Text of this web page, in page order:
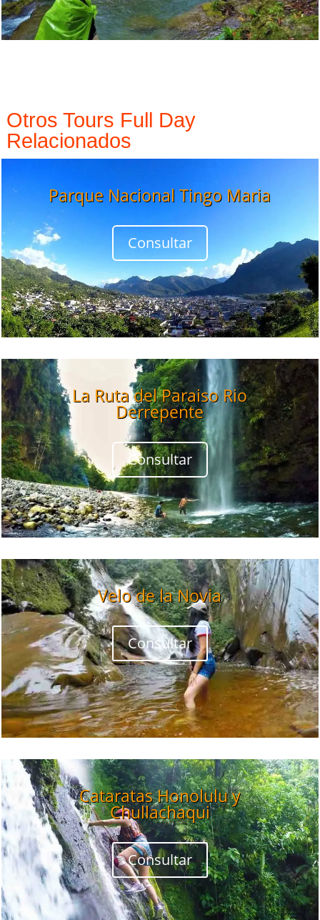
Otros Tours Full Day
Relacionados
Parque Nacional Tingo Maria
Consultar
La Ruta del Paraiso Rio
Derrepente
Consultar
Velo de la Novia
Consultar
Cataratas Honolulu y
Chullachaqui
Consultar